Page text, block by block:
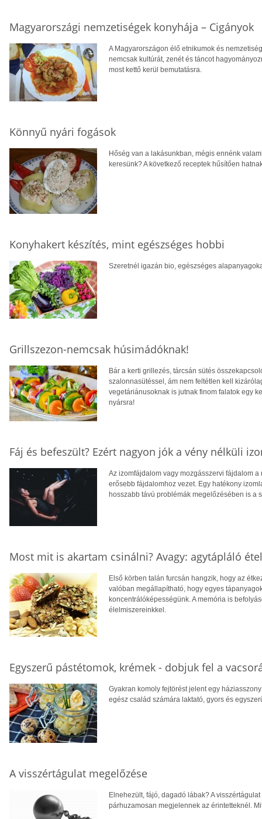
Magyarországi nemzetiségek konyhája – Cigányok
A Magyarországon élő etnikumok és
nemcsak kultúrát, zenét és táncot
most kettő kerül bemutatásra.
Könnyű nyári fogások
Hőség van a lakásunkban, mégis ennénk
keresünk? A következő receptek hűsítően
Konyhakert készítés, mint egészséges hobbi
Szeretnél igazán bio, egészséges
Grillszezon-nemcsak húsimádóknak!
Bár a kerti grillezés, tárcsán sütés
szalonnasütéssel, ám nem feltétlen kell
vegetáriánusoknak is jutnak finom falatok egy
nyársra!
Fáj és befeszült? Ezért nagyon jók a vény nélküli
Az izomfájdalom vagy mozgásszervi fájdalom
erősebb fájdalomhoz vezet. Egy hatékony
hosszabb távú problémák megelőzésében is a
Most mit is akartam csinálni? Avagy: agytápláló
Első körben talán furcsán hangzik, hogy az
valóban megállapítható, hogy egyes
koncentrálóképességünk. A memória is
élelmiszereinkkel.
Egyszerű pástétomok, krémek - dobjuk fel a
Gyakran komoly fejtörést jelent egy
egész család számára laktató, gyors és
A visszértágulat megelőzése
Elnehezült, fájó, dagadó lábak? A
párhuzamosan megjelennek az érintetteknél.